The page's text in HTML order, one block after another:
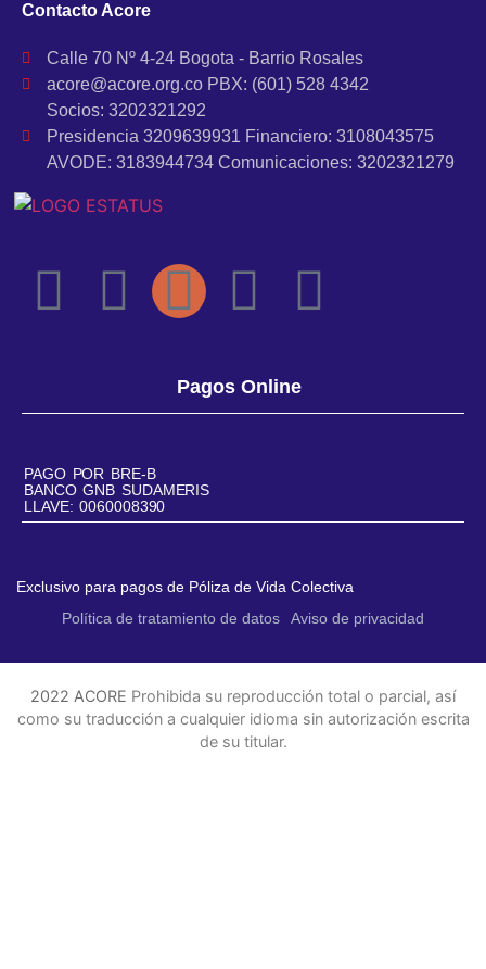
Contacto Acore
Calle 70 Nº 4-24 Bogota - Barrio Rosales
acore@acore.org.co PBX: (601) 528 4342
Socios: 3202321292
Presidencia 3209639931 Financiero: 3108043575
AVODE: 3183944734 Comunicaciones: 3202321279
Pagos Online
PAGO POR BRE-B
BANCO GNB SUDAMERIS
LLAVE: 0060008390
Exclusivo para pagos de Póliza de Vida Colectiva
Política de tratamiento de datos
Aviso de privacidad
2022 ACORE Prohibida su reproducción total o parcial, así
como su traducción a cualquier idioma sin autorización escrita
de su titular.